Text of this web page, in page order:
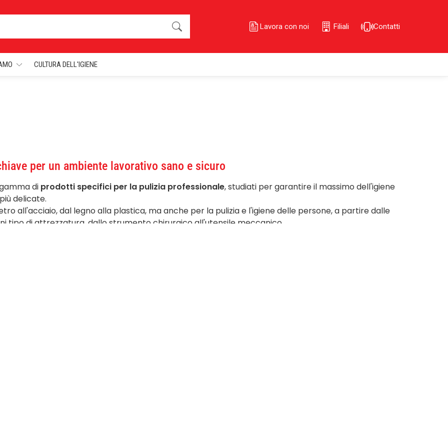
Lavora con noi Filiali Contatti
CULTURA DELL'IGIENE
per un ambiente lavorativo sano e sicuro
di prodotti specifici per la pulizia professionale, studiati per garantire il massimo dell'igiene
delicate.
all'acciaio, dal legno alla plastica, ma anche per la pulizia e l'igiene delle persone, a partire dalle
tipo di attrezzatura, dallo strumento chirurgico all'utensile meccanico.
aggiornate, anche in ottica di sostenibilità e rispetto per l'ambiente, sono ideali per rimuovere